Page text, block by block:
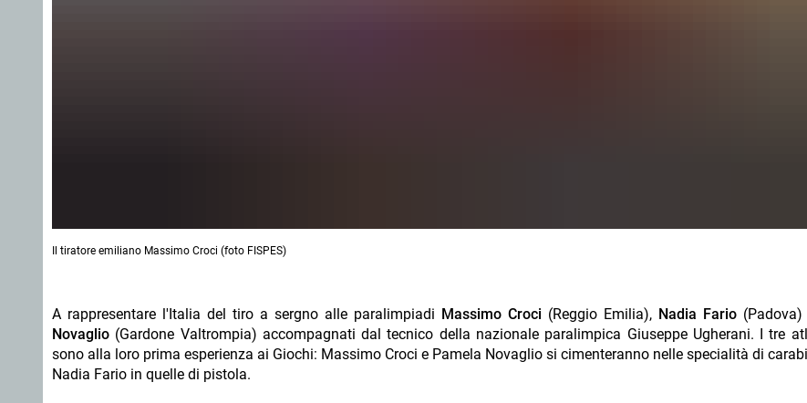
Il tiratore emiliano Massimo Croci (foto FISPES)
A rappresentare l'Italia del tiro a sergno alle paralimpiadi Massimo Croci (Reggio Emilia), Nadia Fario (Padova)
Novaglio (Gardone Valtrompia) accompagnati dal tecnico della nazionale paralimpica Giuseppe Ugherani. I tre
sono alla loro prima esperienza ai Giochi: Massimo Croci e Pamela Novaglio si cimenteranno nelle specialità di
Nadia Fario in quelle di pistola.